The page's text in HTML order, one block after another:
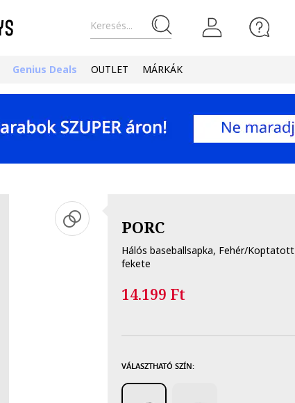
Keresés...
Genius Deals OUTLET MÁRKÁK
PORC
Hálós baseballsapka, Fehér/Koptatott
fekete
14.199 Ft
VÁLASZTHATÓ SZÍN: